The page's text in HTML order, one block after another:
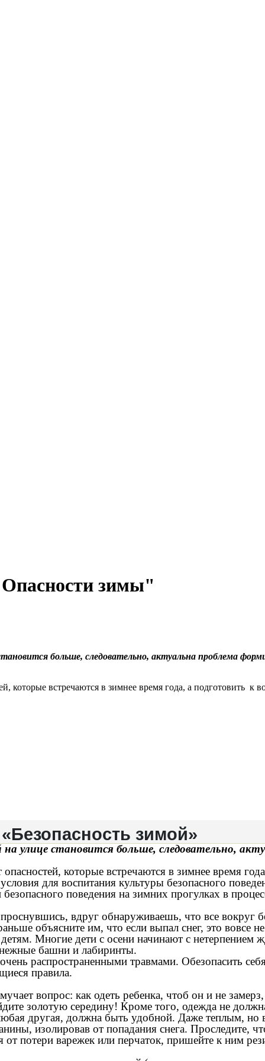
зимы"
больше, следовательно, актуальна проблема
которые встречаются в зимнее время года, а подготовить
зимой»
улице становится больше, следовательно,
которые встречаются в зимнее время
для воспитания культуры безопасного
поведения на зимних прогулках в
вдруг обнаруживаешь, что все
объясните им, что если выпал снег, это вовсе
Многие дети с осени начинают с нетерпением
башни и лабиринты.
распространенными травмами. Обезопасить
правила.
вопрос: как одеть ребенка, чтоб он и не
золотую середину! Кроме того, одежда не
другая, должна быть удобной. Даже теплым,
изолировав от попадания снега.
от потери варежек или перчаток, пришейте к ним